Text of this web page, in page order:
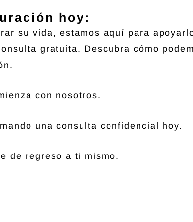
hoy:
su vida, estamos aquí para
gratuita. Descubra cómo
con nosotros.
una consulta confidencial hoy.
de regreso a ti mismo.